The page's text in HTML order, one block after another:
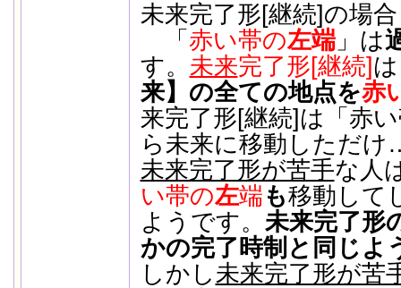
未来完了形[継続]の場合
「 赤い帯の左端」は
す。 未来完了形[継続]
来】の全ての地点を赤
来完了形[継続]は「赤
ら未来に移動しただ
未来完了形が苦手な人
い帯の左端 も移動して
ようです。 未来完了形
かの完了時制と同じよ
しかし未来完了形が苦